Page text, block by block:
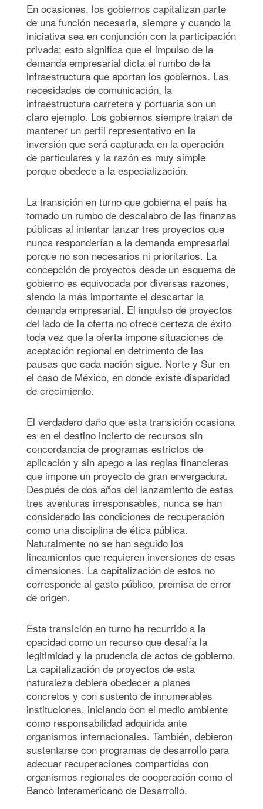
En ocasiones, los gobiernos capitalizan parte
de una función necesaria, siempre y cuando la
iniciativa sea en conjunción con la participación
privada; esto significa que el impulso de la
demanda empresarial dicta el rumbo de la
infraestructura que aportan los gobiernos. Las
necesidades de comunicación, la
infraestructura carretera y portuaria son un
claro ejemplo. Los gobiernos siempre tratan de
mantener un perfil representativo en la
inversión que será capturada en la operación
de particulares y la razón es muy simple
porque obedece a la especialización.
La transición en turno que gobierna el país ha
tomado un rumbo de descalabro de las finanzas
públicas al intentar lanzar tres proyectos que
nunca responderían a la demanda empresarial
porque no son necesarios ni prioritarios. La
concepción de proyectos desde un esquema de
gobierno es equivocada por diversas razones,
siendo la más importante el descartar la
demanda empresarial. El impulso de proyectos
del lado de la oferta no ofrece certeza de éxito
toda vez que la oferta impone situaciones de
aceptación regional en detrimento de las
pausas que cada nación sigue. Norte y Sur en
el caso de México, en donde existe disparidad
de crecimiento.
El verdadero daño que esta transición ocasiona
es en el destino incierto de recursos sin
concordancia de programas estrictos de
aplicación y sin apego a las reglas financieras
que impone un proyecto de gran envergadura.
Después de dos años del lanzamiento de estas
tres aventuras irresponsables, nunca se han
considerado las condiciones de recuperación
como una disciplina de ética pública.
Naturalmente no se han seguido los
lineamientos que requieren inversiones de esas
dimensiones. La capitalización de estos no
corresponde al gasto público, premisa de error
de origen.
Esta transición en turno ha recurrido a la
opacidad como un recurso que desafía la
legitimidad y la prudencia de actos de gobierno.
La capitalización de proyectos de esta
naturaleza debiera obedecer a planes
concretos y con sustento de innumerables
instituciones, iniciando con el medio ambiente
como responsabilidad adquirida ante
organismos internacionales. También, debieron
sustentarse con programas de desarrollo para
adecuar recuperaciones compartidas con
organismos regionales de cooperación como el
Banco Interamericano de Desarrollo.